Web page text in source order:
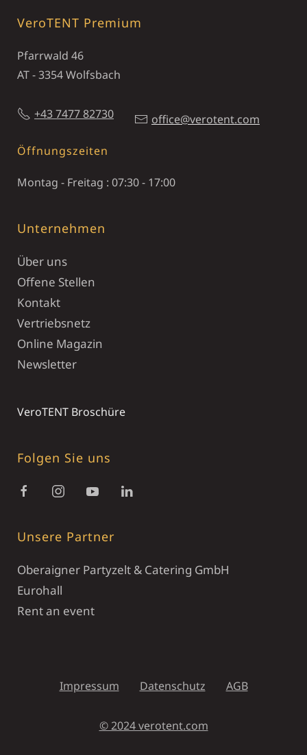
VeroTENT Premium
Pfarrwald 46
AT - 3354 Wolfsbach
+43 7477 82730 office@verotent.com
Öffnungszeiten
Montag - Freitag : 07:30 - 17:00
Unternehmen
Über uns
Offene Stellen
Kontakt
Vertriebsnetz
Online Magazin
Newsletter
VeroTENT Broschüre
Folgen Sie uns
Unsere Partner
Oberaigner Partyzelt & Catering GmbH
Eurohall
Rent an event
Impressum Datenschutz AGB
© 2024 verotent.com